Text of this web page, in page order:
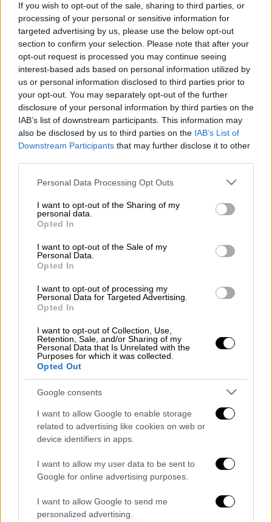
If you wish to opt-out of the sale, sharing to third parties, or
processing of your personal or sensitive information for
targeted advertising by us, please use the below opt-out
section to confirm your selection. Please note that after your
opt-out request is processed you may continue seeing
interest-based ads based on personal information utilized by
us or personal information disclosed to third parties prior to
your opt-out. You may separately opt-out of the further
disclosure of your personal information by third parties on the
IAB’s list of downstream participants. This information may
also be disclosed by us to third parties on the IAB’s List of
Downstream Participants that may further disclose it to other
Please note that this website/app uses one or more Google
not limited to your visit or usage behaviour. You may click to
grant or deny consent to Google and its third-party tags to
use your data for below specified purposes in below Google
consent section.
Personal Data Processing Opt Outs
I want to opt-out of the Sharing of my
personal data.
Opted In
I want to opt-out of the Sale of my
Personal Data.
Opted In
I want to opt-out of processing my
Personal Data for Targeted Advertising.
Opted In
I want to opt-out of Collection, Use,
Retention, Sale, and/or Sharing of my
Personal Data that Is Unrelated with the
Purposes for which it was collected.
Opted Out
Google consents
I want to allow Google to enable storage
related to advertising like cookies on web or
device identifiers in apps.
I want to allow my user data to be sent to
Google for online advertising purposes.
I want to allow Google to send me
personalized advertising.
Μητσοτάκης - Ζελένσκι από την Οδησσό
Προσθέστε το ΕΘΝΟΣ στη Google
Ο Πρωθυπουργός Κυριάκος Μητσοτάκης
είχε τηλεφωνική επικοινωνία με τον
Πρόεδρο της ΟυκρανίαςΒολοντίμιρ
Ζελένσκι. Κατά τη διάρκεια της συνομιλίας ο
Πρωθυπουργόςεπανέλαβε ότι η Ελλάδα θα
συνεχίσει ναστηρίζειτηνΟυκρανία.
Σε συνέχεια των αποφάσεων του
Ευρωπαϊκού Συμβουλίουτου περασμένου
Δεκεμβρίου, ο Κυριάκος
στην ευρωπαϊκή πορεία της
Ουκρανίας και
στη σύγκληση Διακυβερνητικής Διάσκεψης
ΕΕ - Ουκρανίας τον ερχόμενο
, η οποία
και θα σηματοδοτήσει την επίσημη έναρξη
των ενταξιακών διαπραγματεύσεων της
Ουκρανίας με την ΕΕ.
Πρωθυπουργόςαποδέχθηκε την επίσημη
πρόσκλησηπου του απηύθυνε ο κ.
να συμμετάσχει στην
Διάσκεψη για την
πραγματοποιηθεί στις 15 και 16 Ιουνίου στην
Ελβετία.
ΕΘΝΟΣ θα παρεμβαίνει και τα προσβλητικά σχόλια θα
διαγράφονται